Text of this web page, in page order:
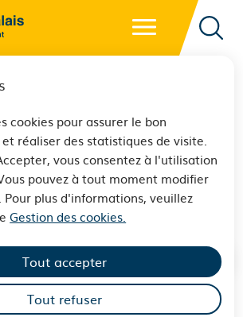
cookies pour assurer le bon
réaliser des statistiques de visite.
vous consentez à l'utilisation
pouvez à tout moment modifier
Pour plus d'informations, veuillez
Gestion des cookies.
Tout accepter
Tout refuser
Mon Département - Retour à l'accueil
actes
les formalités de publication et